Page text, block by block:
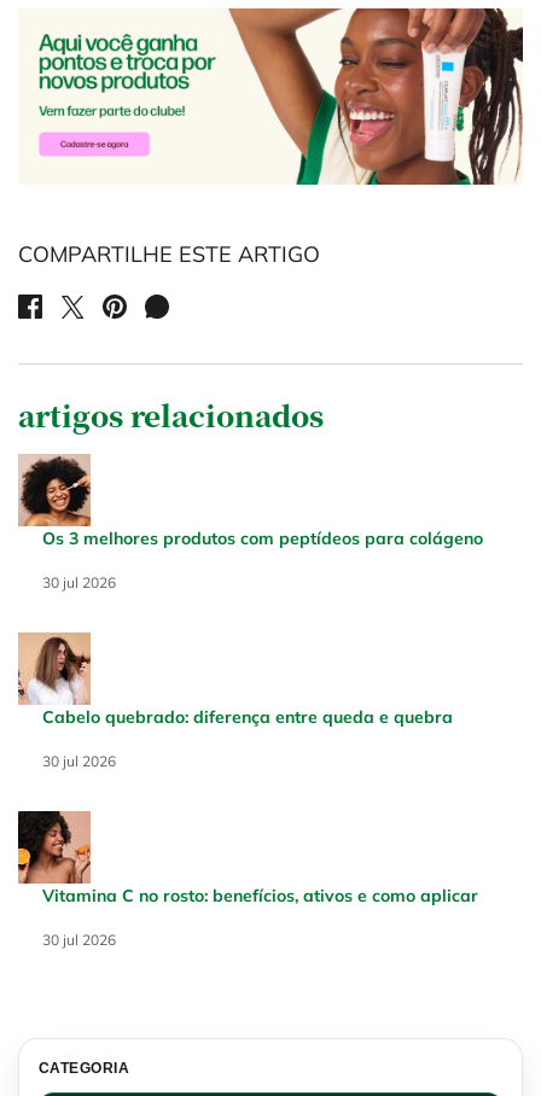
COMPARTILHE ESTE ARTIGO
SHARE ON FACEBOOK
SHARE ON TWITTER
SHARE ON PINTEREST
SHARE ON WHATSAPP
artigos relacionados
Os 3 melhores produtos com peptídeos para colágeno
Creation Date:
30 jul 2026
Update Date:
Cabelo quebrado: diferença entre queda e quebra
Creation Date:
30 jul 2026
Update Date:
Vitamina C no rosto: benefícios, ativos e como aplicar
Creation Date:
30 jul 2026
Update Date:
CATEGORIA